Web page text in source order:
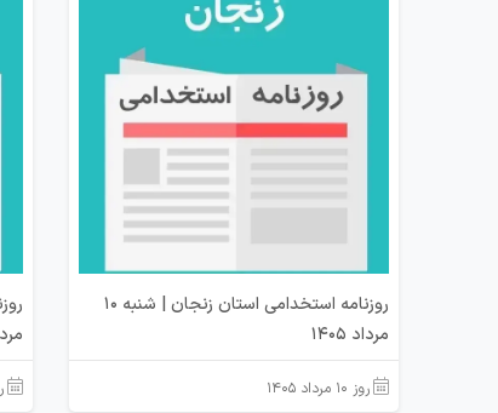
روزنامه استخدامی استان زنجان | شنبه 10
مرداد 1405
روز ۱۰ مرداد ۱۴۰۵